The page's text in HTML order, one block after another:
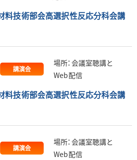
料技術部会高選択性反応分科会講
講演会
場所：会議室聴講と
Web配信
料技術部会高選択性反応分科会講
講演会
場所：会議室聴講と
Web配信